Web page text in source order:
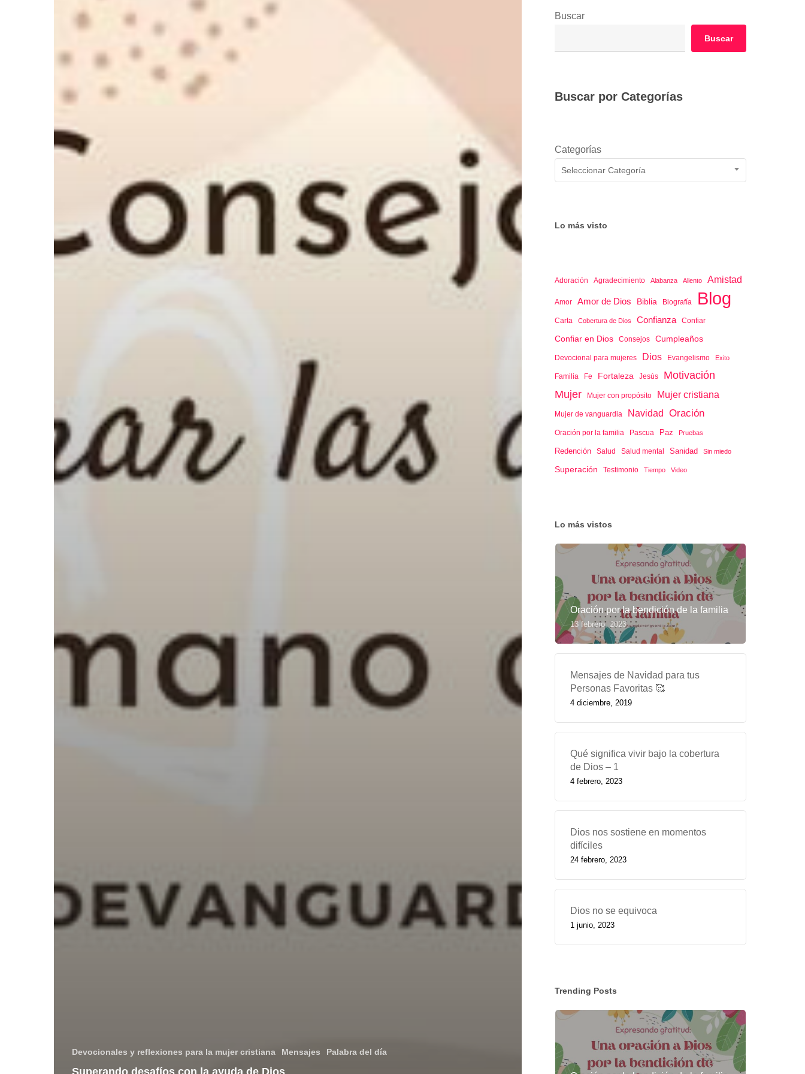
Devocionales y reflexiones para la mujer cristiana Mensajes Palabra del día
Buscar
Buscar
Buscar por Categorías
Categorías
Seleccionar Categoría
Lo más visto
Adoración Agradecimiento Alabanza Aliento Amistad
Amor Amor de Dios Biblia Biografía Blog
Carta Cobertura de Dios Confianza Confiar
Confiar en Dios Consejos Cumpleaños
Devocional para mujeres Dios Evangelismo Exito
Familia Fe Fortaleza Jesús Motivación
Mujer Mujer con propósito Mujer cristiana
Mujer de vanguardia Navidad Oración
Oración por la familia Pascua Paz Pruebas
Redención Salud Salud mental Sanidad Sin miedo
Superación Testimonio Tiempo Video
Lo más vistos
Oración por la bendición de la familia
13 febrero, 2023
Mensajes de Navidad para tus
Personas Favoritas 🥰
4 diciembre, 2019
Qué significa vivir bajo la cobertura
de Dios – 1
4 febrero, 2023
Dios nos sostiene en momentos
difíciles
24 febrero, 2023
Dios no se equivoca
1 junio, 2023
Trending Posts